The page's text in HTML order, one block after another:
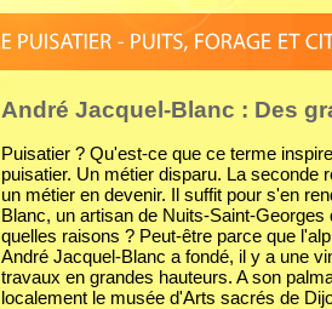
André Jacquel-Blanc : Des
Puisatier ? Qu'est-ce que ce terme
puisatier. Un métier disparu. La seconde
un métier en devenir. Il suffit pour s'en
Blanc, un artisan de Nuits-Saint-
quelles raisons ? Peut-être parce que
André Jacquel-Blanc a fondé, il y a une
travaux en grandes hauteurs. A son
localement le musée d'Arts sacrés de